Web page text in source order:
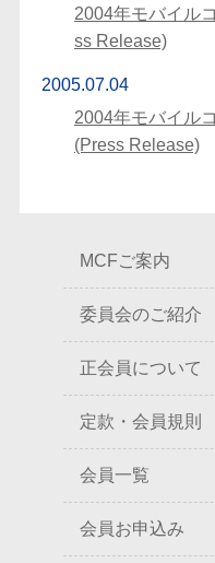
2004年モバイル
ss Release)
2005.07.04
2004年モバイル
(Press Release)
MCFご案内
委員会のご紹介
正会員について
定款・会員規則
会員一覧
会員お申込み